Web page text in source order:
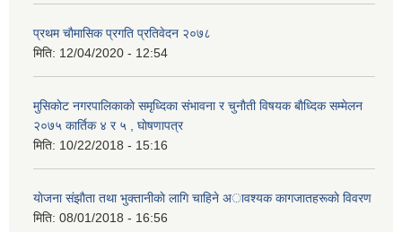
प्रथम चाैमासिक प्रगति प्रतिवेदन २०७८
मिति: 12/04/2020 - 12:54
मुसिकाेट नगरपालिकाकाे समृध्दिका संभावना र चुनाैती विषयक बाैध्दिक सम्मेलन
२०७५ कार्तिक ४ र ५ , घाेषणापत्र
मिति: 10/22/2018 - 15:16
याेजना संझाैता तथा भुक्तानीकाे लागि चाहिने अावश्यक कागजातहरूकाे विवरण
मिति: 08/01/2018 - 16:56